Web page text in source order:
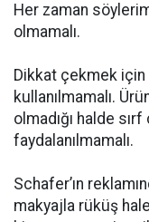
Her zaman
olmamalı.
Dikkat çekmek
kullanılmamalı.
olmadığı halde
faydalanılmamalı.
Schafer’ın
makyajla rüküş